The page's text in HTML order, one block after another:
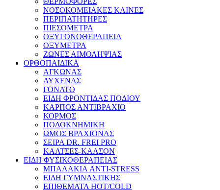
ΝΟΣΟΚΟΜΕΙΑΚΕΣ ΚΛΙΝΕΣ
ΠΕΡΙΠΑΤΗΤΗΡΕΣ
ΠΙΕΣΟΜΕΤΡΑ
ΟΞΥΓΟΝΟΘΕΡΑΠΕΙΑ
ΟΞΥΜΕΤΡΑ
ΖΩΝΕΣ ΑΙΜΟΛΗΨΙΑΣ
ΟΡΘΟΠΑΙΔΙΚΑ
ΑΓΚΩΝΑΣ
ΑΥΧΕΝΑΣ
ΓΟΝΑΤΟ
ΕΙΔΗ ΦΡΟΝΤΙΔΑΣ ΠΟΔΙΟΥ
ΚΑΡΠΟΣ ΑΝΤΙΒΡΑΧΙΟ
ΚΟΡΜΟΣ
ΠΟΔΟΚΝΗΜΙΚΗ
ΩΜΟΣ ΒΡΑΧΙΟΝΑΣ
ΣΕΙΡΑ DR. FREI PRO
ΚΑΛΤΣΕΣ-ΚΑΛΣΟΝ
ΕΙΔΗ ΦΥΣΙΚΟΘΕΡΑΠΕΙΑΣ
ΜΠΑΛΑΚΙΑ ANTI-STRESS
ΕΙΔΗ ΓΥΜΝΑΣΤΙΚΗΣ
ΕΠΙΘΕΜΑΤΑ HOT/COLD